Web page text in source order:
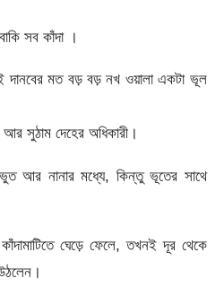
সব কাঁদা ।
দানবের মত বড় বড় নখ ওয়ালা একটা ভূল
সুঠাম দেহের অধিকারী।
আর নানার মধ্যে, কিন্তু ভূতের সাথে
ঘেড়ে ফেলে, তখনই দূর থেকে
উঠলেন।